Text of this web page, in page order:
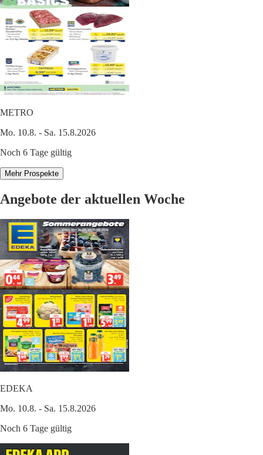
METRO
Mo. 10.8. - Sa. 15.8.2026
Noch 6 Tage gültig
Mehr Prospekte
Angebote der aktuellen Woche
EDEKA
Mo. 10.8. - Sa. 15.8.2026
Noch 6 Tage gültig